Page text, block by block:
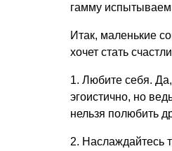
гамму
Итак, маленькие
хочет стать
1. Любите себя.
эгоистично, но
нельзя полюбить
2. Наслаждайтесь